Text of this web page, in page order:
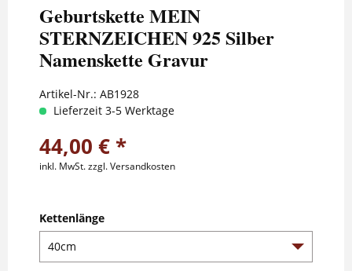
Geburtskette MEIN
STERNZEICHEN 925 Silber
Namenskette Gravur
Artikel-Nr.: AB1928
Lieferzeit 3-5 Werktage
44,00 € *
inkl. MwSt.zzgl. Versandkosten
Kettenlänge